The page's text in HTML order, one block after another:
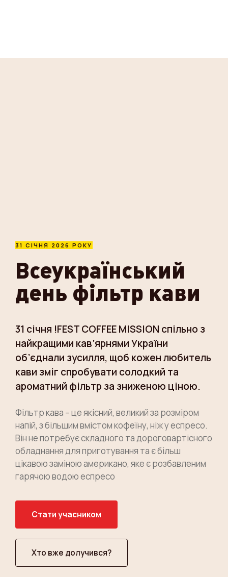
31 CІЧНЯ 2026 РОКУ
Всеукраїнський
день фільтр кави
31 січня !FEST COFFEE MISSION спільно з
найкращими кав’ярнями України
об’єднали зусилля, щоб кожен любитель
кави зміг спробувати солодкий та
ароматний фільтр за зниженою ціною.
Фільтр кава – це якісний, великий за розміром
напій, з більшим вмістом кофеїну, ніж у еспресо.
Він не потребує складного та дороговартісного
обладнання для приготування та є більш
цікавою заміною американо, яке є розбавленим
гарячою водою еспресо
Стати учасником
Хто вже долучився?